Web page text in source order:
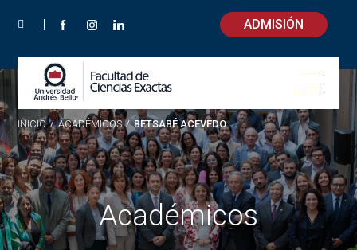
ADMISIÓN
INICIO / ACADÉMICOS / BETSABÉ ACEVEDO
Académicos